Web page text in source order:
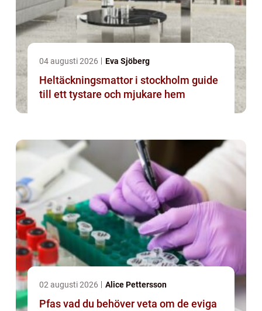
04 augusti 2026 Eva Sjöberg
Heltäckningsmattor i stockholm guide
till ett tystare och mjukare hem
02 augusti 2026 Alice Pettersson
Pfas vad du behöver veta om de eviga